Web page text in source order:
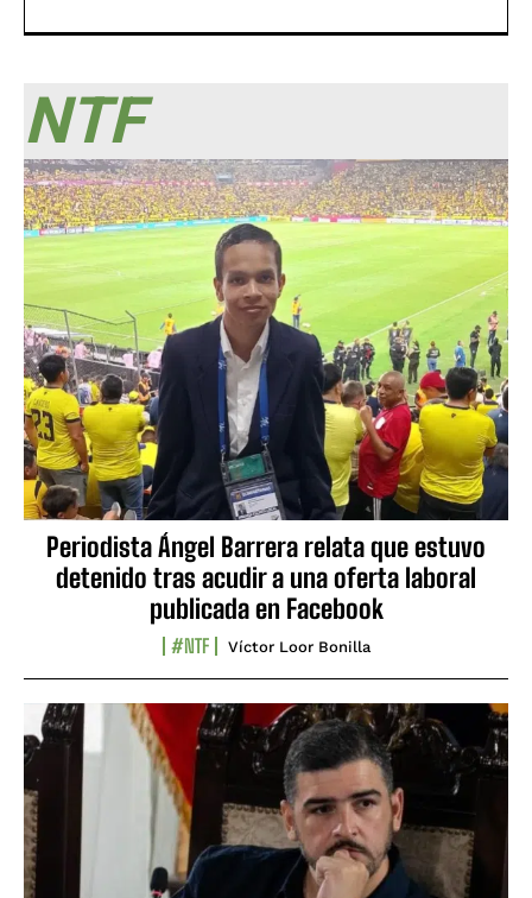
NTF
Periodista Ángel Barrera relata que estuvo
detenido tras acudir a una oferta laboral
publicada en Facebook
#NTF Víctor Loor Bonilla